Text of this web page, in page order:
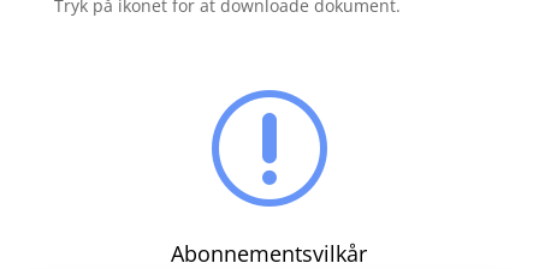
Tryk på ikonet for at downloade dokument.
r
Abonnementsvilkår